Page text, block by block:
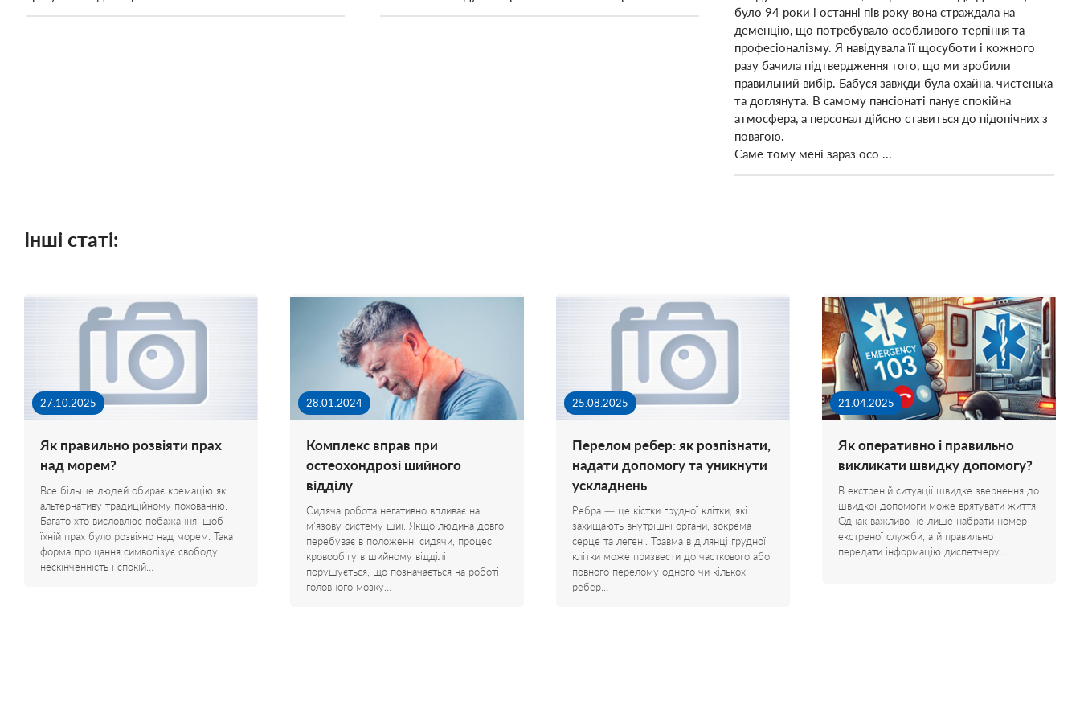
було 94 роки і останні пів року вона страждала на
деменцію, що потребувало особливого терпіння та
професіоналізму. Я навідувала її щосуботи і кожного
разу бачила підтвердження того, що ми зробили
правильний вибір. Бабуся завжди була охайна, чистенька
та доглянута. В самому пансіонаті панує спокійна
атмосфера, а персонал дійсно ставиться до підопічних з
повагою.
Саме тому мені зараз осо ...
Інші статі:
27.10.2025
Як правильно розвіяти прах
над морем?
Все більше людей обирає кремацію як
альтернативу традиційному похованню.
Багато хто висловлює побажання, щоб
їхній прах було розвіяно над морем. Така
форма прощання символізує свободу,
нескінченність і спокій…
28.01.2024
Комплекс вправ при
остеохондрозі шийного
відділу
Сидяча робота негативно впливає на
м'язову систему шиї. Якщо людина довго
перебуває в положенні сидячи, процес
кровообігу в шийному відділі
порушується, що позначається на роботі
головного мозку…
25.08.2025
Перелом ребер: як розпізнати,
надати допомогу та уникнути
ускладнень
Ребра — це кістки грудної клітки, які
захищають внутрішні органи, зокрема
серце та легені. Травма в ділянці грудної
клітки може призвести до часткового або
повного перелому одного чи кількох
ребер…
21.04.2025
Як оперативно і правильно
викликати швидку допомогу?
В екстреній ситуації швидке звернення до
швидкої допомоги може врятувати життя.
Однак важливо не лише набрати номер
екстреної служби, а й правильно
передати інформацію диспетчеру…